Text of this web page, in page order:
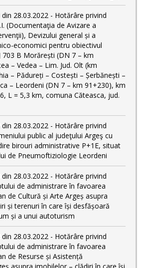
28.03.2022 - Hotărâre privind
(Documentaţia de Avizare a
Devizului general și a
economici pentru obiectivul
703 B Morărești (DN 7 – km
– Vedea – Lim. Jud. Olt (km
– Pădureți – Costești – Șerbănești –
– Leordeni (DN 7 – km 91+230), km
L = 5,3 km, comuna Căteasca, jud.
28.03.2022 - Hotărâre privind
public al judeţului Argeş cu
birouri administrative P+1E, situat
de Pneumoftiziologie Leordeni
28.03.2022 - Hotărâre privind
de administrare în favoarea
de Cultură și Arte Argeș asupra
și terenuri în care își desfășoară
și a unui autoturism
28.03.2022 - Hotărâre privind
de administrare în favoarea
de Resurse și Asistență